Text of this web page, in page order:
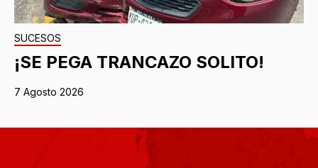
SUCESOS
¡SE PEGA TRANCAZO SOLITO!
7 Agosto 2026